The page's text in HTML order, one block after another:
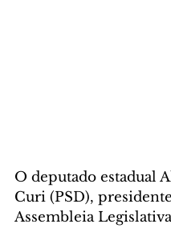
O deputado estadual
Curi (PSD),
Assembleia